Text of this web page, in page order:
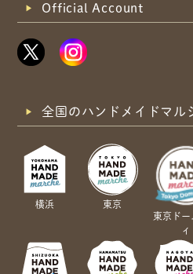
Official Account
全国のハンドメイドマル
横浜
東京
東京ドー
ィ